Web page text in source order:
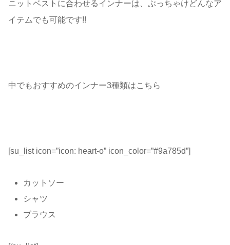
ニットベストに合わせるインナーは、ぶっちゃけどんなア
イテムでも可能です!!
中でもおすすめのインナー3種類はこちら
[su_list icon=”icon: heart-o” icon_color=”#9a785d”]
カットソー
シャツ
ブラウス